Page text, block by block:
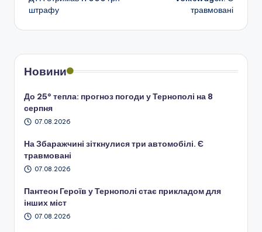
запису
штрафу
травмовані
Новини
До 25° тепла: прогноз погоди у Тернополі на 8
серпня
07.08.2026
На Збаражчині зіткнулися три автомобілі. Є
травмовані
07.08.2026
Пантеон Героїв у Тернополі стає прикладом для
інших міст
07.08.2026